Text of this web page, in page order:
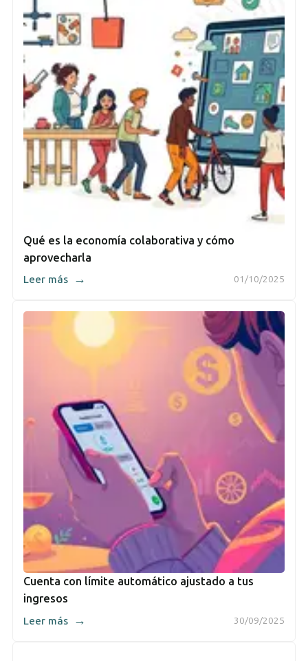
Qué es la economía colaborativa y cómo
aprovecharla
01/10/2025
Leer más →
Cuenta con límite automático ajustado a tus
ingresos
30/09/2025
Leer más →